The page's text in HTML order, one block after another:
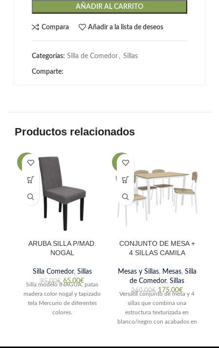
AÑADIR AL CARRITO
Compara Añadir a la lista de deseos
Categorías: Silla de Comedor , Sillas
Comparte:
Productos relacionados
-32%
ARUBA SILLA P/MAD.
NOGAL
Silla Comedor, Sillas
95.00€ 65.00€
Silla modelo INAGUA, patas
madera color nogal y tapizado
tela Mercurio de diferentes
colores.
-33%
CONJUNTO DE MESA +
4 SILLAS CAMILA
Mesas y Sillas, Mesas, Silla
de Comedor, Sillas
260.00€ 175.00€
Versátil conjunto de mesa y 4
sillas que combina una
estructura texturizada en
blanco/negro con acabados en